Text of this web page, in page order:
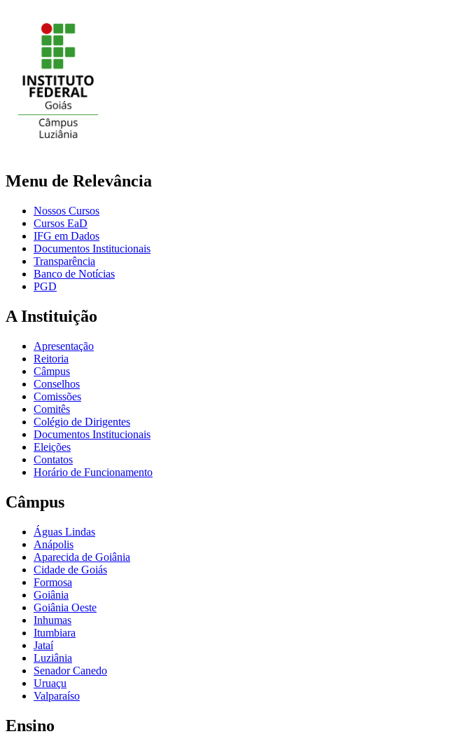
Menu de Relevância
Nossos Cursos
Cursos EaD
IFG em Dados
Documentos Institucionais
Transparência
Banco de Notícias
PGD
A Instituição
Apresentação
Reitoria
Câmpus
Conselhos
Comissões
Comitês
Colégio de Dirigentes
Documentos Institucionais
Eleições
Contatos
Horário de Funcionamento
Câmpus
Águas Lindas
Anápolis
Aparecida de Goiânia
Cidade de Goiás
Formosa
Goiânia
Goiânia Oeste
Inhumas
Itumbiara
Jataí
Luziânia
Senador Canedo
Uruaçu
Valparaíso
Ensino